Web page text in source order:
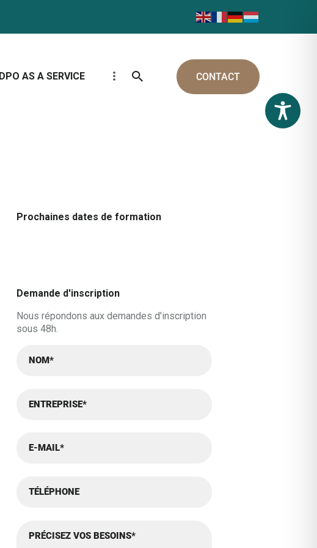
DPO AS A SERVICE CONTACT
Prochaines dates de formation
Demande d'inscription
Nous répondons aux demandes d'inscription
sous 48h.